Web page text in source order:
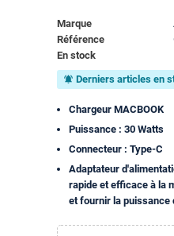
Marque
Référence
En stock
notifications_active Derniers articles en
Chargeur MACBOOK
Puissance : 30 Watts
Connecteur : Type-C
Adaptateur
rapide et efficace à la
et fournir la puissance